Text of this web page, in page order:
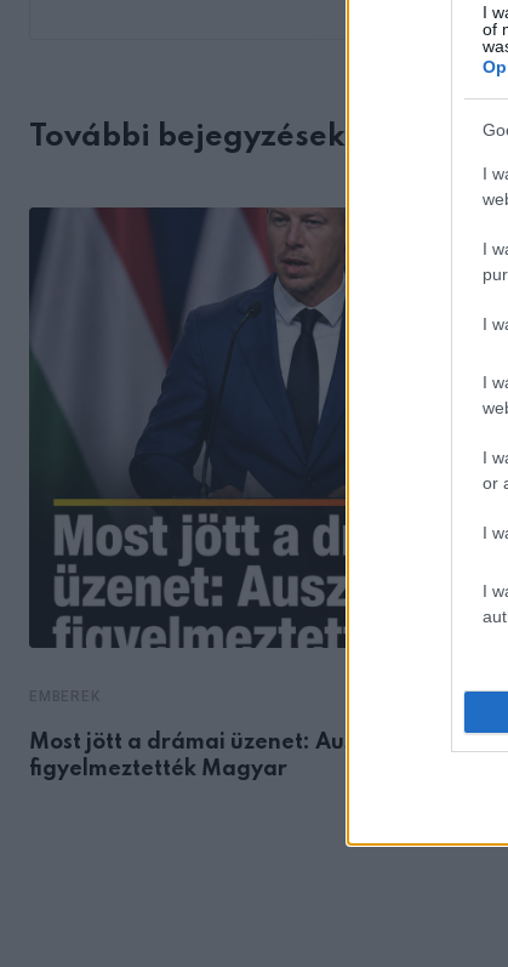
I
of
I
I
I
I
I
or
I
I
További bejegyzések
Most jött a drámai üzenet: Ausztriából
figyelmeztették Magyar